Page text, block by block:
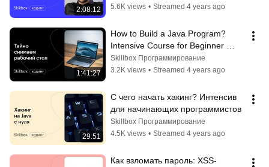
2:08:12
5.6K views • Streamed 4 years ago
1:41:27
How to Build a Java Program?
Intensive Course for Beginner
Programmers
Skillbox Программирование
3.2K views • Streamed 4 years ago
29:51
С чего начать хакинг? Интенсив
для начинающих программистов
Skillbox Программирование
4.5K views • Streamed 4 years ago
Как взломать пароль: XSS-